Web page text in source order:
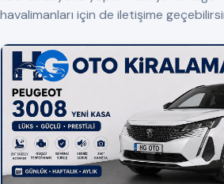
havalimanları için de iletişime